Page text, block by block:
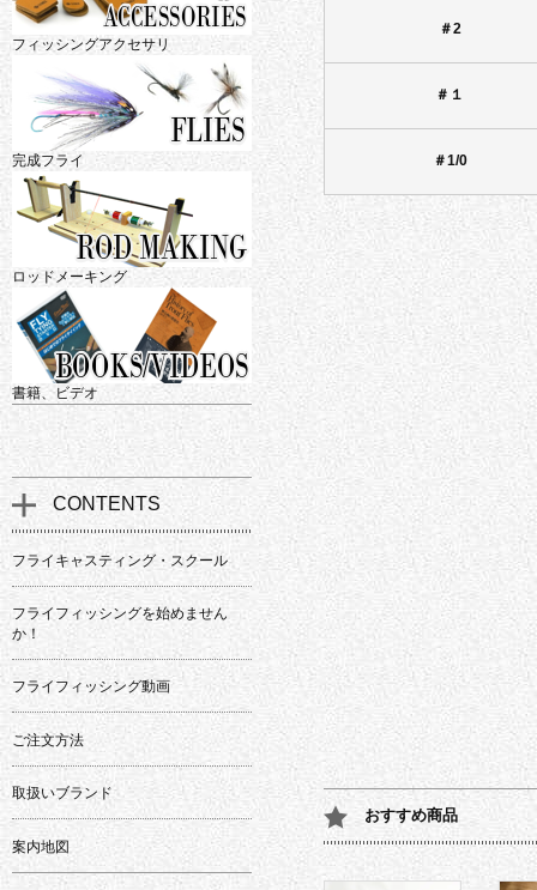
＃2
＃１
＃1/0
おすすめ商品
フィッシングアクセサリ
完成フライ
ロッドメーキング
書籍、ビデオ
CONTENTS
フライキャスティング・スクール
フライフィッシングを始めません
か！
フライフィッシング動画
ご注文方法
取扱いブランド
案内地図